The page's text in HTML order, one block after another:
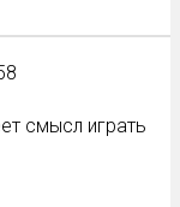
смысл играть